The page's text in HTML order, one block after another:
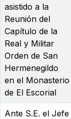
asistido a la
Reunión del
Capítulo de la
Real y Militar
Orden de San
Hermenegildo
en el Monasterio
de El Escorial
Ante S.E. el Jefe